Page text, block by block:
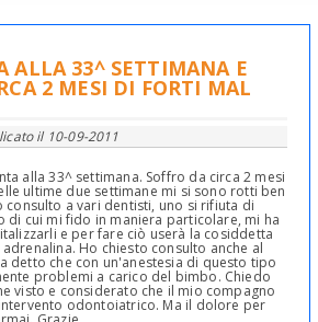
ALLA 33^ SETTIMANA E
2 MESI DI FORTI MAL
il 10-09-2011
alla 33^ settimana. Soffro da circa 2 mesi
ultime due settimane mi si sono rotti ben
consulto a vari dentisti, uno si rifiuta di
di cui mi fido in maniera particolare, mi ha
e per fare ciò userà la cosiddetta
Ho chiesto consulto anche al
detto che con un'anestesia di questo tipo
problemi a carico del bimbo. Chiedo
visto e considerato che il mio compagno
odontoiatrico. Ma il dolore per